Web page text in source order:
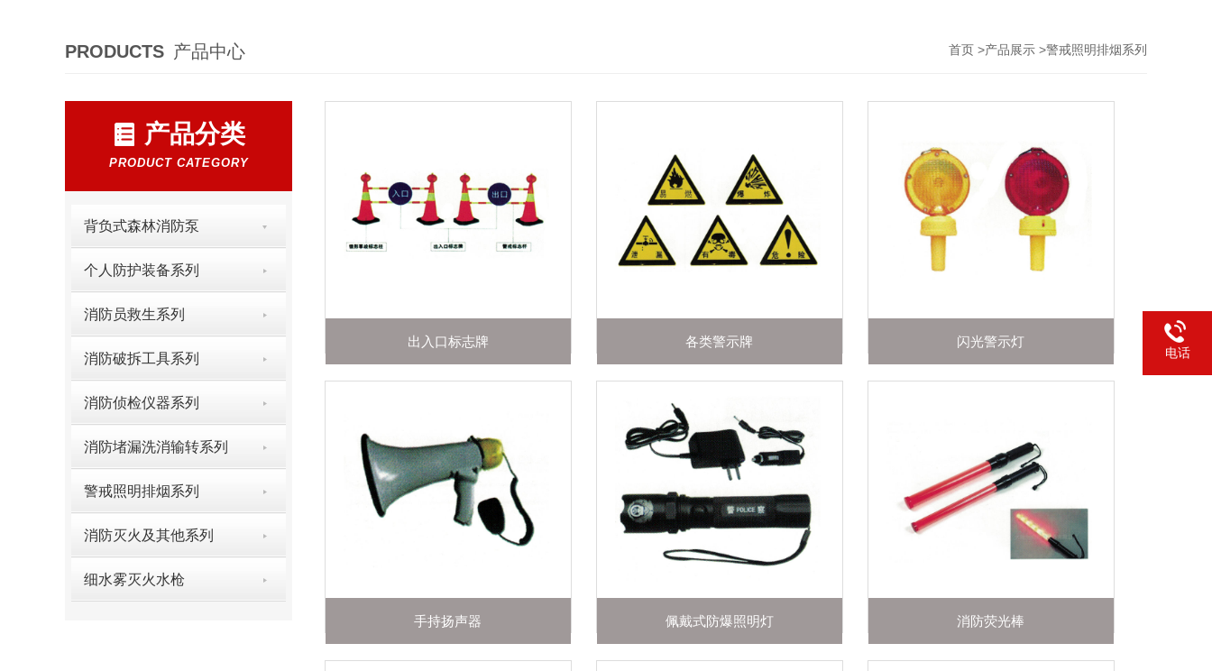
PRODUCTS 产品中心 首页 >产品展示 >警戒照明排烟系列
产品分类
PRODUCT CATEGORY
背负式森林消防泵
个人防护装备系列
消防员救生系列
消防破拆工具系列
消防侦检仪器系列
消防堵漏洗消输转系列
警戒照明排烟系列
消防灭火及其他系列
细水雾灭火水枪
出入口标志牌 各类警示牌 闪光警示灯
手持扬声器 佩戴式防爆照明灯 消防荧光棒
电话